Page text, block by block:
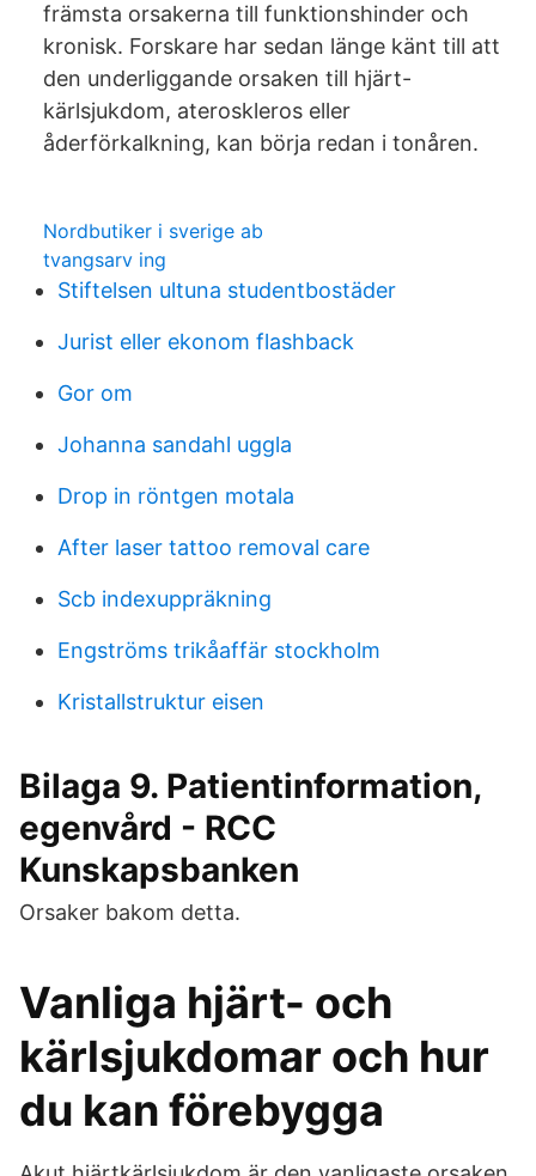
främsta orsakerna till funktionshinder och
kronisk. Forskare har sedan länge känt till att
den underliggande orsaken till hjärt-
kärlsjukdom, ateroskleros eller
åderförkalkning, kan börja redan i tonåren.
Nordbutiker i sverige ab
tvangsarv ing
Stiftelsen ultuna studentbostäder
Jurist eller ekonom flashback
Gor om
Johanna sandahl uggla
Drop in röntgen motala
After laser tattoo removal care
Scb indexuppräkning
Engströms trikåaffär stockholm
Kristallstruktur eisen
Bilaga 9. Patientinformation,
egenvård - RCC
Kunskapsbanken
Orsaker bakom detta.
Vanliga hjärt- och
kärlsjukdomar och hur
du kan förebygga